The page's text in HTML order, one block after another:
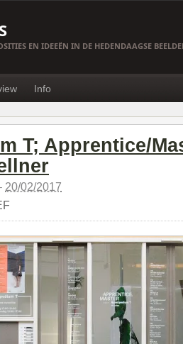
EN IDEEËN IN DE HEDENDAAGSE
Info
T; Apprentice/
20/02/2017